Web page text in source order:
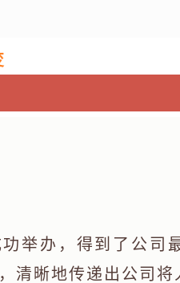
举办，得到了公司
清晰地传递出公司